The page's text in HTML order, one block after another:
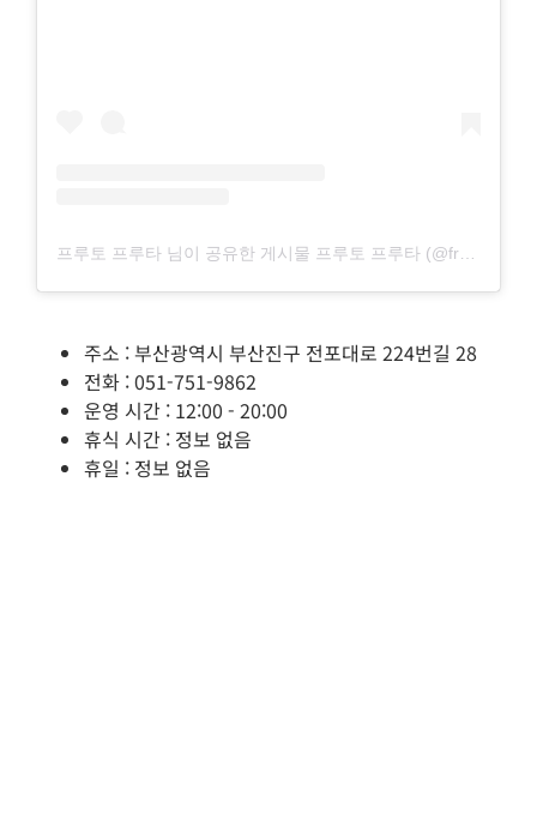
주소 : 부산광역시 부산진구 전포대로 224번길 28
전화 : 051-751-9862
운영 시간 : 12:00 - 20:00
휴식 시간 : 정보 없음
휴일 : 정보 없음